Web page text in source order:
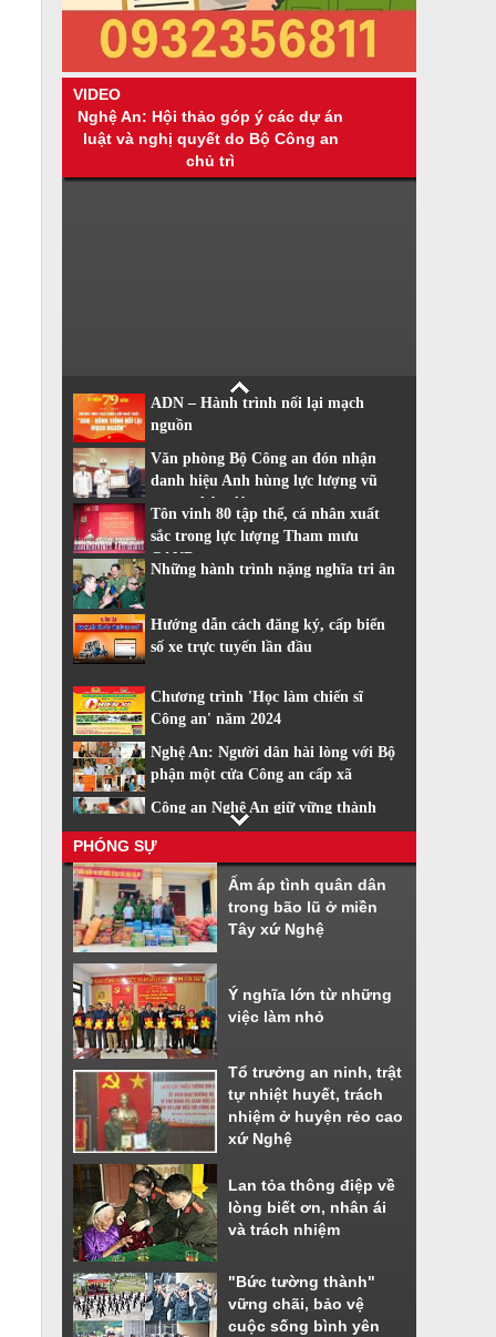
VIDEO
Nghệ An: Hội thảo góp ý các dự án
luật và nghị quyết do Bộ Công an
chủ trì
ADN – Hành trình nối lại mạch
nguồn
Văn phòng Bộ Công an đón nhận
danh hiệu Anh hùng lực lượng vũ
trang nhân dân
Tôn vinh 80 tập thể, cá nhân xuất
sắc trong lực lượng Tham mưu
CAND
Những hành trình nặng nghĩa tri ân
Hướng dẫn cách đăng ký, cấp biển
số xe trực tuyến lần đầu
Chương trình 'Học làm chiến sĩ
Công an' năm 2024
Nghệ An: Người dân hài lòng với Bộ
phận một cửa Công an cấp xã
Công an Nghệ An giữ vững thành
tích dẫn đầu về cải cách hành chính
Nhiều tiện ích khi sử dụng phần
mềm VNeiD
Cách đăng ký tài khoản định danh
điện tử
PHÓNG SỰ
Ấm áp tình quân dân
trong bão lũ ở miền
Tây xứ Nghệ
Ý nghĩa lớn từ những
việc làm nhỏ
Tổ trưởng an ninh, trật
tự nhiệt huyết, trách
nhiệm ở huyện rẻo cao
xứ Nghệ
Lan tỏa thông điệp về
lòng biết ơn, nhân ái
và trách nhiệm
"Bức tường thành"
vững chãi, bảo vệ
cuộc sống bình yên